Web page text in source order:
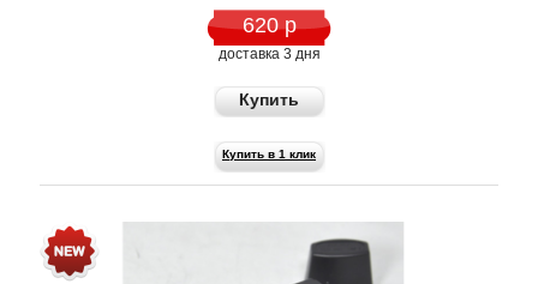
620 р
доставка 3 дня
Купить
Купить в 1 клик